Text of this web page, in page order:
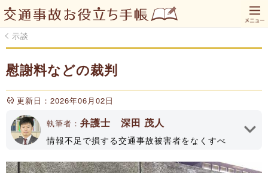
示談
慰謝料などの裁判
更新日：2026年06月02日
執筆者： 弁護士 深田 茂人
情報不足で損する交通事故被害者をなくすべ
YouTubeチャンネルで情報発信してます！深田